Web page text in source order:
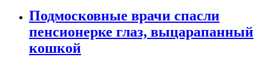
Подмосковные врачи спасли
пенсионерке глаз, выцарапанный
кошкой